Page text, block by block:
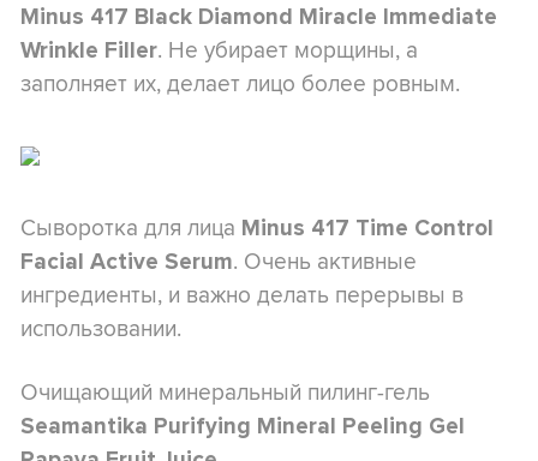
Minus 417 Black Diamond Miracle Immediate
Wrinkle Filler. Не убирает морщины, а
заполняет их, делает лицо более ровным.
Сыворотка для лица Minus 417 Time Control
Facial Active Serum. Очень активные
ингредиенты, и важно делать перерывы в
использовании.
Очищающий минеральный пилинг-гель
Seamantika Purifying Mineral Peeling Gel